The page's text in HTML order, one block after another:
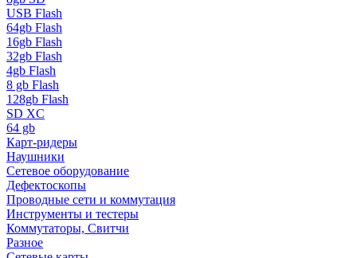
USB Flash
64gb Flash
16gb Flash
32gb Flash
4gb Flash
8 gb Flash
128gb Flash
SD XC
64 gb
Карт-ридеры
Наушники
Сетевое оборудование
Дефектоскопы
Проводные сети и коммутация
Инструменты и тестеры
Коммутаторы, Свитчи
Разное